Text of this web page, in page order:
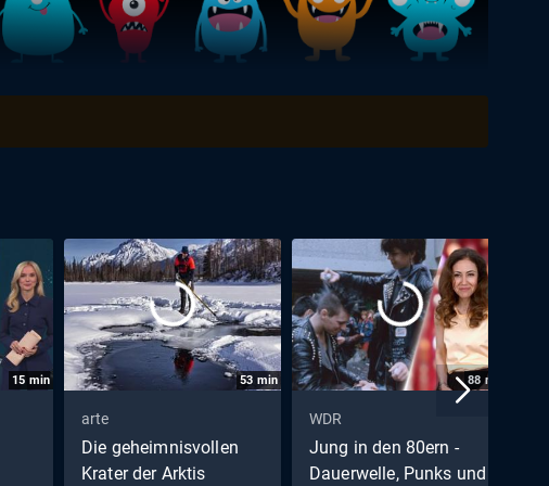
15 min 53 min
arte
Die geheimnisvollen
Krater der Arktis
88 min
WDR
Jung in den 80ern -
Dauerwelle, Punks und